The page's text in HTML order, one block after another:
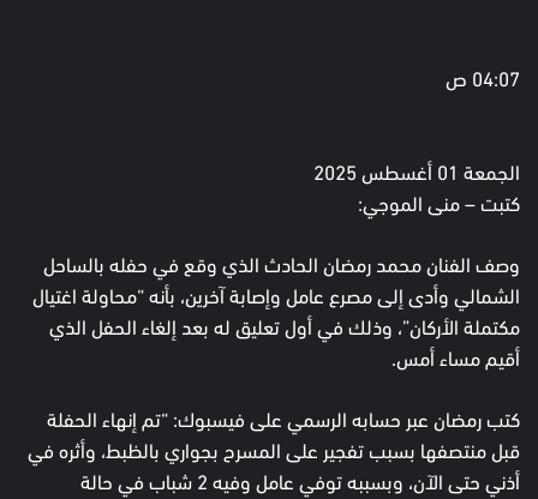
04:07 ص
الجمعة 01 أغسطس 2025
كتبت – منى الموجي:
وصف الفنان محمد رمضان الحادث الذي وقع في حفله بالساحل
الشمالي وأدى إلى مصرع عامل وإصابة آخرين، بأنه “محاولة اغتيال
مكتملة الأركان”، وذلك في أول تعليق له بعد إلغاء الحفل الذي
أقيم مساء أمس.
كتب رمضان عبر حسابه الرسمي على فيسبوك: “تم إنهاء الحفلة
قبل منتصفها بسبب تفجير على المسرح بجواري بالظبط، وأثره في
أذني حتى الآن، وبسببه توفي عامل وفيه 2 شباب في حالة